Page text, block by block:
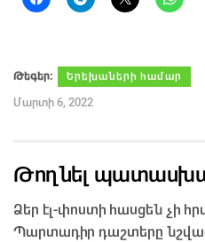
Թեգեր։ Երեխաների համար
Մարտի 6, 2022
Թողնել
Ձեր էլ-փոստի հասցեն չի
Պարտադիր դաշտերը